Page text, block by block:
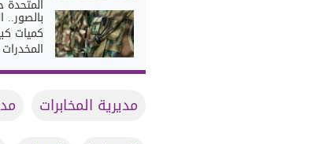
كميات
المخدرات
مديرية المخابرات